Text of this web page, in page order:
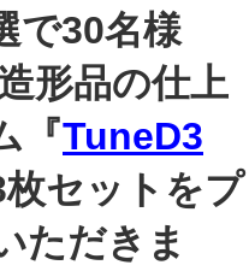
で30名様
形品の仕上
『TuneD3
セットをプ
ただきま